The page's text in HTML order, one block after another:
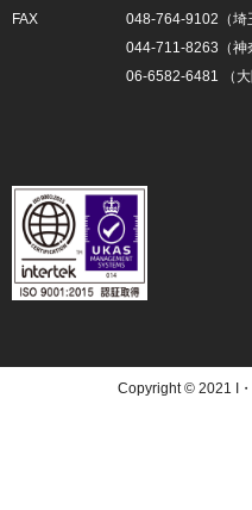
FAX
048-764-9102（埼
044-711-8263（神
06-6582-6481 （大
Copyright © 2021 I